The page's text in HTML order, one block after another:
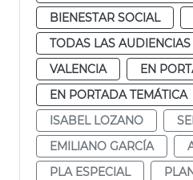
BIENESTAR SOCIAL
TODAS LAS AUDIENCIAS
VALENCIA
EN
EN PORTADA TEMÁTICA
ISABEL LOZANO
EMILIANO GARCÍA
PLA ESPECIAL